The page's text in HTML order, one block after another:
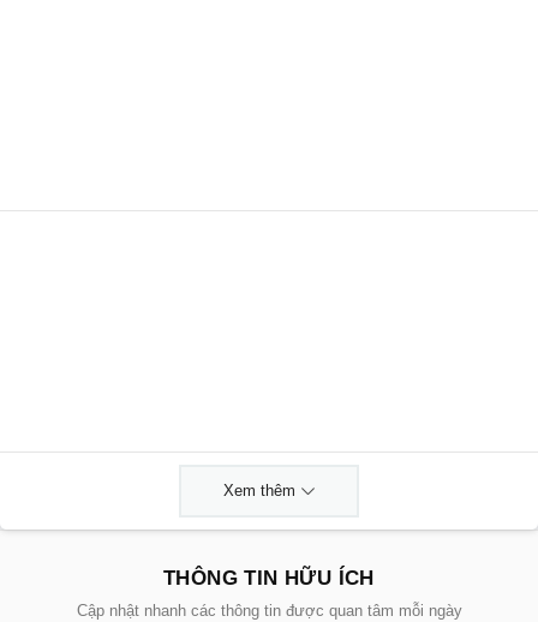
Xem thêm
THÔNG TIN HỮU ÍCH
Cập nhật nhanh các thông tin được quan tâm mỗi ngày